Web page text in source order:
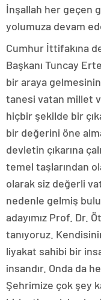
İnşallah her geçen
yolumuza devam
Cumhur İttifakına
Başkanı Tuncay
bir araya
tanesi vatan millet
hiçbir şekilde bir
bir değerini öne
devletin çıkarına
temel taşlarından
olarak siz değerli
nedenle gelmiş
adayımız Prof. Dr.
tanıyoruz.
liyakat sahibi bir
insandır. Onda da
Şehrimize çok şey